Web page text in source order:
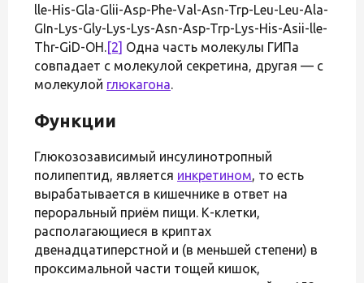
lle-His-Gla-Glii-Asp-Phe-Val-Asn-Trp-Leu-Leu-Ala-
GIn-Lys-Gly-Lys-Lys-Asn-Asp-Trp-Lys-His-Asii-lle-
Thr-GiD-OH.[2] Одна часть молекулы ГИПа
совпадает с молекулой секретина, другая — с
молекулой глюкагона.
Функции
Глюкозозависимый инсулинотропный
полипептид, является инкретином, то есть
вырабатывается в кишечнике в ответ на
пероральный приём пищи. К-клетки,
располагающиеся в криптах
двенадцатиперстной и (в меньшей степени) в
проксимальной части тощей кишок,